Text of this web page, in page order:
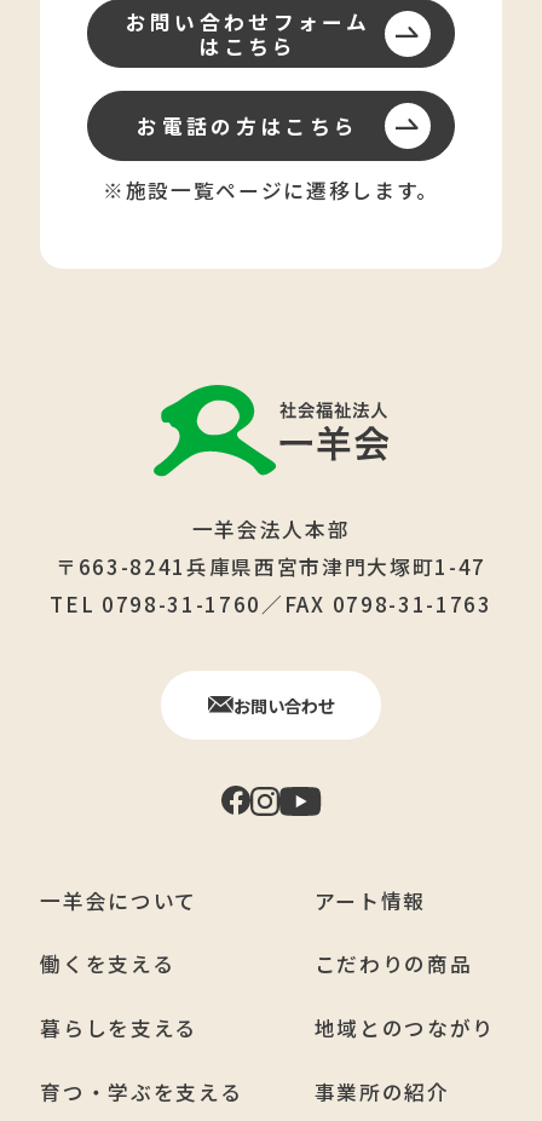
お問い合わせフォーム
はこちら
お電話の方はこちら
※施設一覧ページに遷移します。
一羊会法人本部
〒663-8241兵庫県西宮市津門大塚町1-47
TEL 0798-31-1760／FAX 0798-31-1763
お問い合わせ
一羊会について
働くを支える
暮らしを支える
育つ・学ぶを支える
アート情報
こだわりの商品
地域とのつながり
事業所の紹介